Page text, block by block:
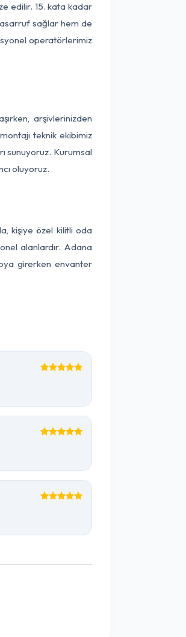
edilir. 15. kata kadar
sağlar hem de
operatörlerimiz
arşivlerinizden
teknik ekibimiz
sunuyoruz. Kurumsal
oluyoruz.
kişiye özel kilitli oda
alanlardır. Adana
girerken envanter